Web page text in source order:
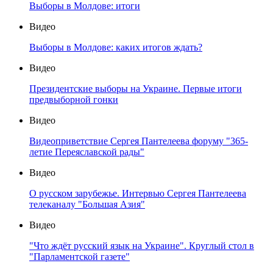
Выборы в Молдове: итоги
Видео
Выборы в Молдове: каких итогов ждать?
Видео
Президентские выборы на Украине. Первые итоги
предвыборной гонки
Видео
Видеоприветствие Сергея Пантелеева форуму "365-
летие Переяславской рады"
Видео
О русском зарубежье. Интервью Сергея Пантелеева
телеканалу "Большая Азия"
Видео
"Что ждёт русский язык на Украине". Круглый стол в
"Парламентской газете"